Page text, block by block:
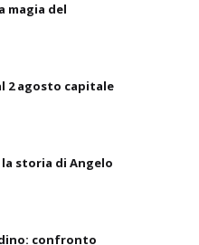
magia del
2 agosto capitale
storia di Angelo
confronto